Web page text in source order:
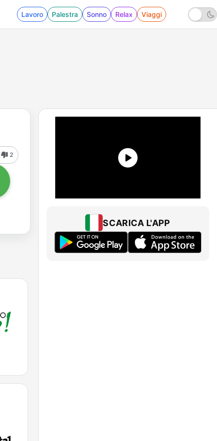
Lavoro Palestra Sonno Relax Viaggi
2
SCARICA L'APP